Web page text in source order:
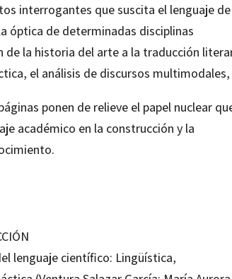
interrogantes que suscita el lenguaje de
óptica de determinadas disciplinas
de la historia del arte a la traducción
el análisis de discursos
ponen de relieve el papel nuclear
académico en la construcción y la
lenguaje científico: Lingüística,